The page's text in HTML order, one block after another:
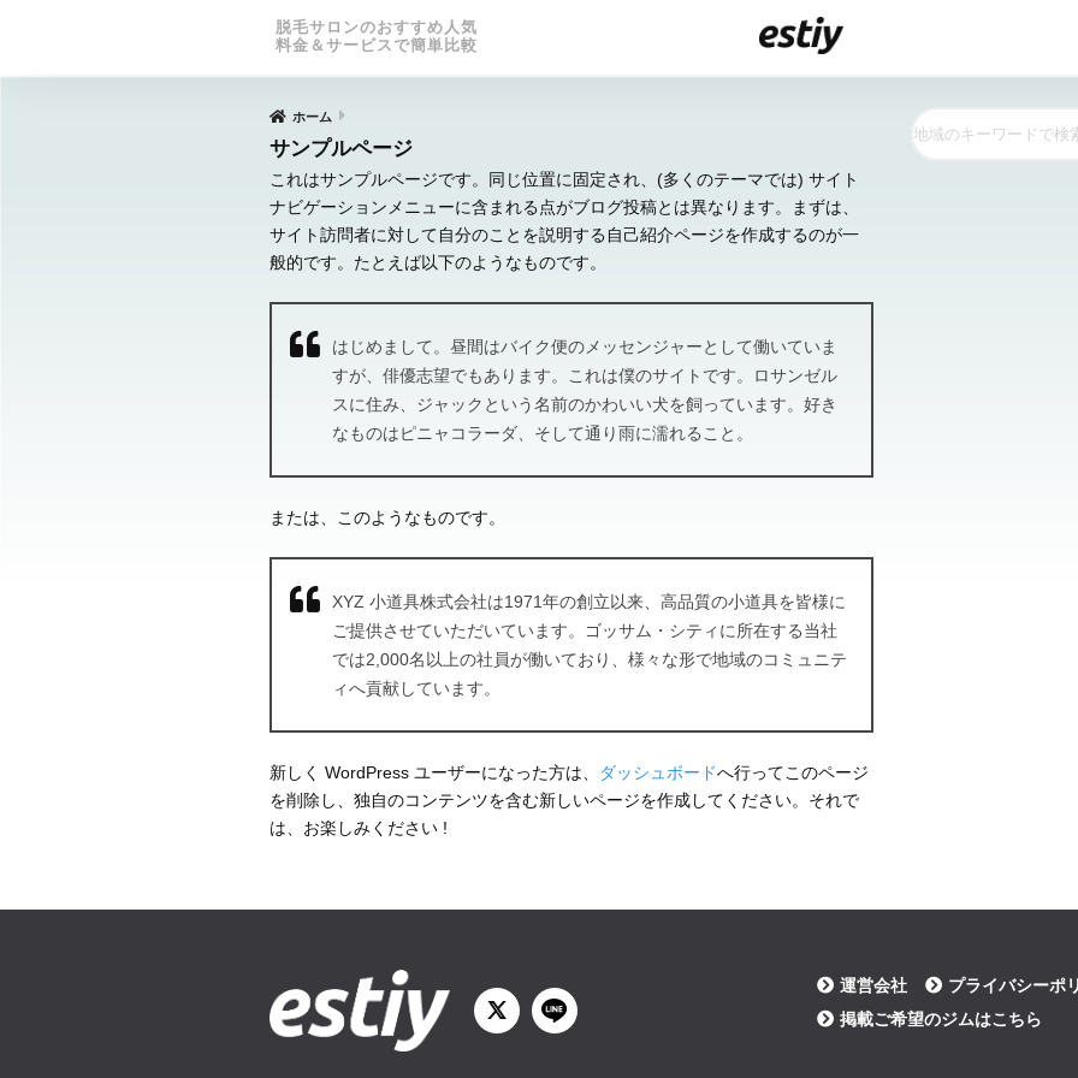
脱毛サロンのおすすめ人気
料金＆サービスで簡単比較
ホーム
サンプルページ
これはサンプルページです。同じ位置に固定され、(多くのテーマでは) サイト
ナビゲーションメニューに含まれる点がブログ投稿とは異なります。まずは、
サイト訪問者に対して自分のことを説明する自己紹介ページを作成するのが一
般的です。たとえば以下のようなものです。
はじめまして。昼間はバイク便のメッセンジャーとして働いていま
すが、俳優志望でもあります。これは僕のサイトです。ロサンゼル
スに住み、ジャックという名前のかわいい犬を飼っています。好き
なものはピニャコラーダ、そして通り雨に濡れること。
または、このようなものです。
XYZ 小道具株式会社は1971年の創立以来、高品質の小道具を皆様に
ご提供させていただいています。ゴッサム・シティに所在する当社
では2,000名以上の社員が働いており、様々な形で地域のコミュニテ
ィへ貢献しています。
新しく WordPress ユーザーになった方は、 ダッシュボードへ行ってこのページ
を削除し、独自のコンテンツを含む新しいページを作成してください。それで
は、お楽しみください !
運営会社
プライバシーポ
掲載ご希望のジムはこちら